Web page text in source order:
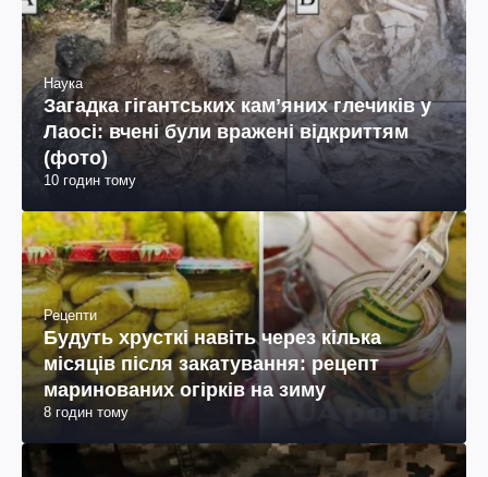
Наука
Загадка гігантських камʼяних глечиків у
Лаосі: вчені були вражені відкриттям
(фото)
10 годин тому
Рецепти
Будуть хрусткі навіть через кілька
місяців після закатування: рецепт
маринованих огірків на зиму
8 годин тому